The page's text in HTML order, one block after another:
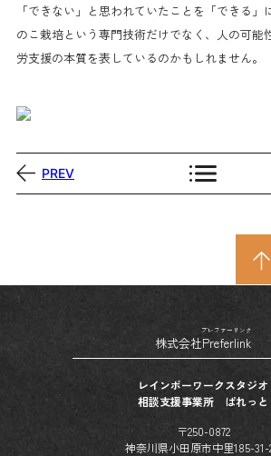
「できない」と思われていたことを「できる」
のこ栽培という専門技術だけでなく、人の可能
労支援の本質を表しているのかもしれません。
PREV
株式会社Preferlink
プレファーリンク
レインボーワークスタジオ
相談支援事業所 ぱれっと
〒250-0872
神奈川県小田原市中里185-31-